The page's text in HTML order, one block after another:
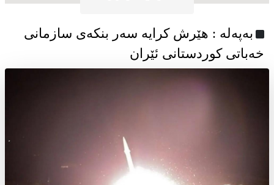
به‌په‌له‌ : هێرش کرایە سەر بنکەی سازمانی
خەباتی کوردستانی ئێران